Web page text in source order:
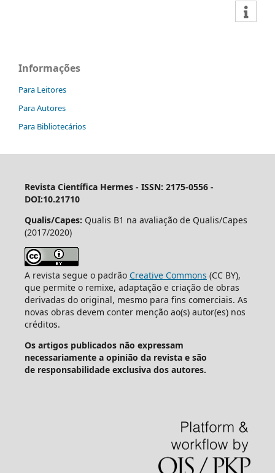
Informações
Para Leitores
Para Autores
Para Bibliotecários
Revista Científica Hermes - ISSN: 2175-0556 -
DOI:10.21710
Qualis/Capes: Qualis B1 na avaliação de Qualis/Capes
(2017/2020)
A revista segue o padrão Creative Commons (CC BY),
que permite o remixe, adaptação e criação de obras
derivadas do original, mesmo para fins comerciais. As
novas obras devem conter menção ao(s) autor(es) nos
créditos.
Os artigos publicados não expressam
necessariamente a opinião da revista e são
de responsabilidade exclusiva dos autores.